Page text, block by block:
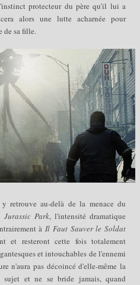
protecteur du père qu'il lui a
alors une lutte acharnée pour
de sa fille.
retrouve au-delà de la menace du
Jurassic Park, l'intensité dramatique
àIl Faut Sauver le Soldat
et resteront cette fois totalement
et intouchables de l'ennemi
n'aura pas décoincé d'elle-même la
sujet et ne se bride jamais, quand